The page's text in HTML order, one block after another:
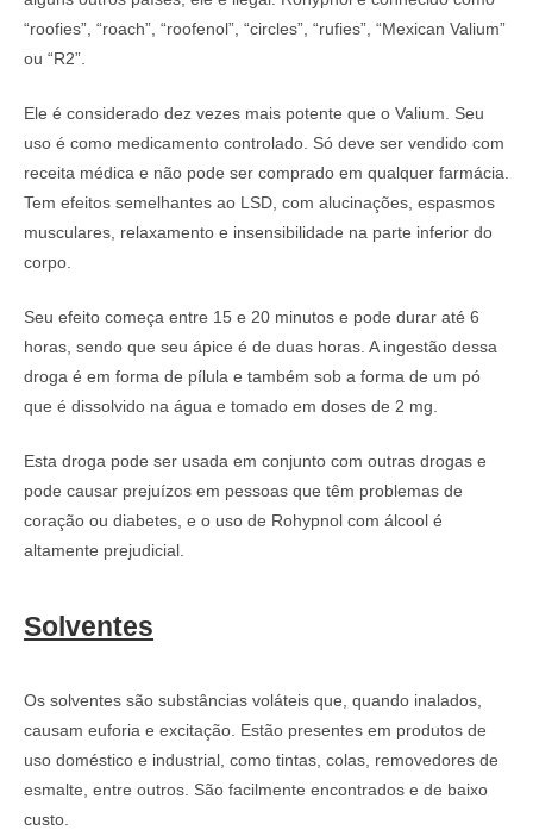
“roofies”, “roach”, “roofenol”, “circles”, “rufies”, “Mexican Valium”
ou “R2”.
Ele é considerado dez vezes mais potente que o Valium. Seu
uso é como medicamento controlado. Só deve ser vendido com
receita médica e não pode ser comprado em qualquer farmácia.
Tem efeitos semelhantes ao LSD, com alucinações, espasmos
musculares, relaxamento e insensibilidade na parte inferior do
corpo.
Seu efeito começa entre 15 e 20 minutos e pode durar até 6
horas, sendo que seu ápice é de duas horas. A ingestão dessa
droga é em forma de pílula e também sob a forma de um pó
que é dissolvido na água e tomado em doses de 2 mg.
Esta droga pode ser usada em conjunto com outras drogas e
pode causar prejuízos em pessoas que têm problemas de
coração ou diabetes, e o uso de Rohypnol com álcool é
altamente prejudicial.
Solventes
Os solventes são substâncias voláteis que, quando inalados,
causam euforia e excitação. Estão presentes em produtos de
uso doméstico e industrial, como tintas, colas, removedores de
esmalte, entre outros. São facilmente encontrados e de baixo
custo.